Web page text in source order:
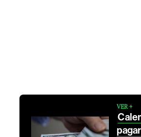
VER +